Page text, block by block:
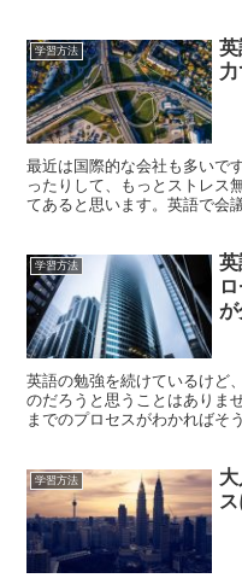
学習方法
英
最近は国際的な会社も多いで
ったりして、もっとストレス
てあると思います。英語で会
学習方法
英
が
英語の勉強を続けているけど
のだろうと思うことはありま
までのプロセスがわかればそ
学習方法